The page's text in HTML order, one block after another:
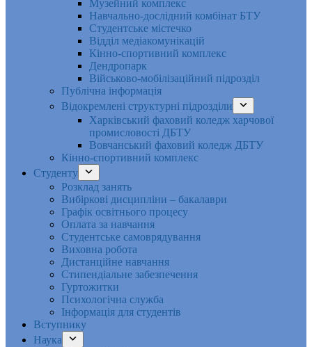
Музейний комплекс
Навчально-дослідний комбінат БТУ
Студентське містечко
Відділ медіакомунікацій
Кінно-спортивний комплекс
Дендропарк
Військово-мобілізаційний підрозділ
Публічна інформація
Відокремлені структурні підрозділи
Харківський фаховий коледж харчової
промисловості ДБТУ
Вовчанський фаховий коледж ДБТУ
Кінно-спортивний комплекс
Студенту
Розклад занять
Вибіркові дисципліни – бакалаври
Графік освітнього процесу
Оплата за навчання
Студентське самоврядування
Виховна робота
Дистанційне навчання
Стипендіальне забезпечення
Гуртожитки
Психологічна служба
Інформація для студентів
Вступнику
Наука